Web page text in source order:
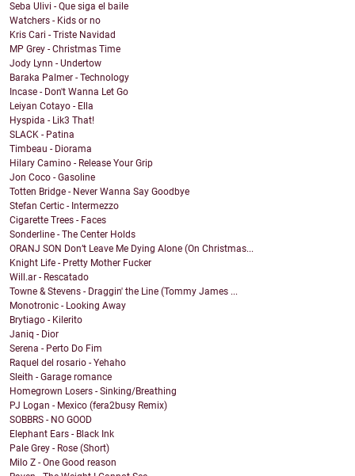
Seba Ulivi - Que siga el baile
Watchers - Kids or no
Kris Cari - Triste Navidad
MP Grey - Christmas Time
Jody Lynn - Undertow
Baraka Palmer - Technology
Incase - Don't Wanna Let Go
Leiyan Cotayo - Ella
Hyspida - Lik3 That!
SLACK - Patina
Timbeau - Diorama
Hilary Camino - Release Your Grip
Jon Coco - Gasoline
Totten Bridge - Never Wanna Say Goodbye
Stefan Certic - Intermezzo
Cigarette Trees - Faces
Sonderline - The Center Holds
ORANJ SON Don’t Leave Me Dying Alone (On Christmas...
Knight Life - Pretty Mother Fucker
Will.ar - Rescatado
Towne & Stevens - Draggin' the Line (Tommy James ...
Monotronic - Looking Away
Brytiago - Kilerito
Janiq - Dior
Serena - Perto Do Fim
Raquel del rosario - Yehaho
Sleith - Garage romance
Homegrown Losers - Sinking/Breathing
PJ Logan - Mexico (fera2busy Remix)
SOBBRS - NO GOOD
Elephant Ears - Black Ink
Pale Grey - Rose (Short)
Milo Z - One Good reason